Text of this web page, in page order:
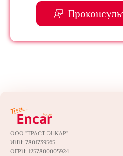
ООО "ТРАСТ ЭНКАР"
ИНН: 7801739565
ОГРН: 1257800005924